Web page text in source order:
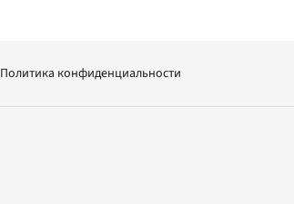
Политика конфиденциальности